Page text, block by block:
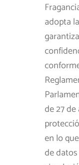
adopta
de 27
en lo
de